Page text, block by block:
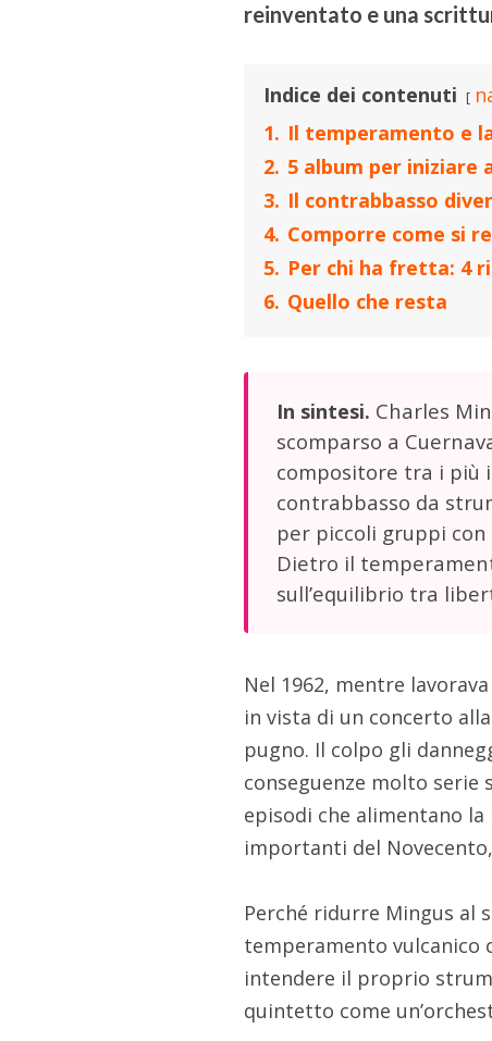
reinventato e una
Indice dei contenuti
1. Il temperamento e
2. 5 album per iniziare
3. Il contrabbasso
4. Comporre come si
5. Per chi ha fretta: 4
6. Quello che resta
In sintesi. Charles
scomparso a
compositore tra i più
contrabbasso da
per piccoli gruppi
Dietro il
sull’equilibrio tra
Nel 1962, mentre
in vista di un concerto
pugno. Il colpo gli
conseguenze molto serie
episodi che alimentano
importanti del
Perché ridurre Mingus al
temperamento vulcanico
intendere il proprio
quintetto come